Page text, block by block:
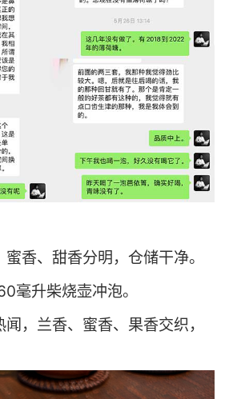
香、甜香分明，仓储干净。
毫升柴烧壶冲泡。
，兰香、蜜香、果香交织，